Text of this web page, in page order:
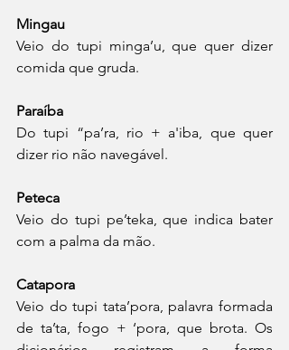
Mingau
Veio do tupi minga’u, que quer dizer
comida que gruda.
Paraíba
Do tupi “pa’ra, rio + a'iba, que quer
dizer rio não navegável.
Peteca
Veio do tupi pe’teka, que indica bater
com a palma da mão.
Catapora
Veio do tupi tata’pora, palavra formada
de ta’ta, fogo + ‘pora, que brota. Os